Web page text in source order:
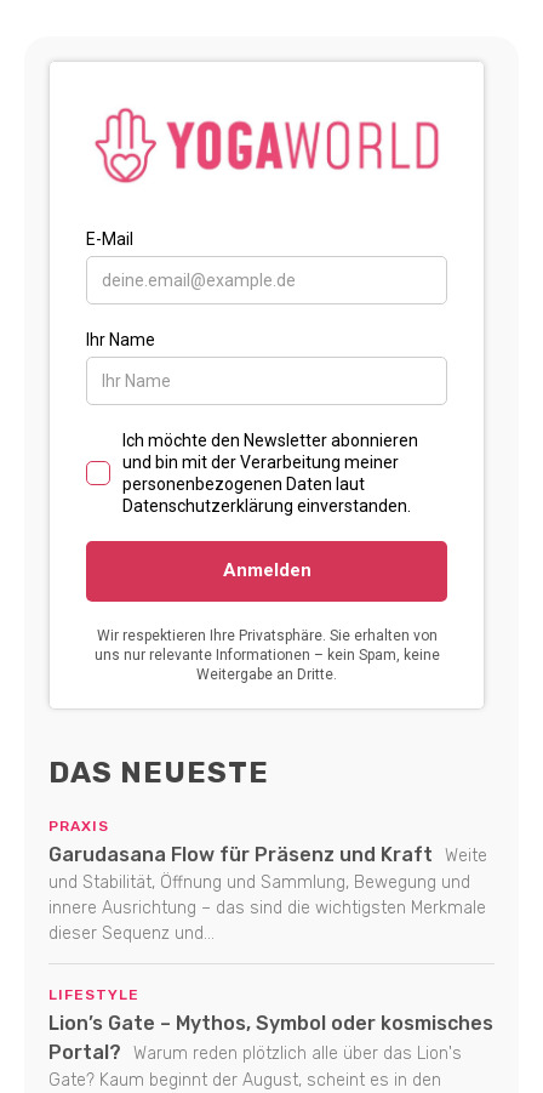
DAS NEUESTE
PRAXIS
Garudasana Flow für Präsenz und Kraft
Weite
und Stabilität, Öffnung und Sammlung, Bewegung und
innere Ausrichtung – das sind die wichtigsten Merkmale
dieser Sequenz und...
LIFESTYLE
Lion’s Gate – Mythos, Symbol oder kosmisches
Portal?
Warum reden plötzlich alle über das Lion's
Gate? Kaum beginnt der August, scheint es in den